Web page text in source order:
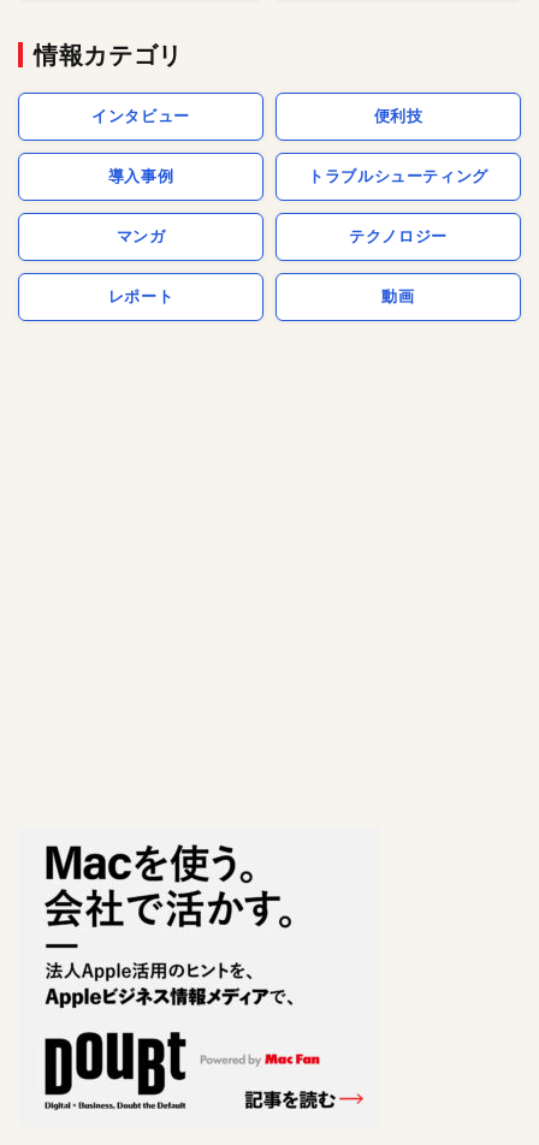
情報カテゴリ
インタビュー 便利技
導入事例 トラブルシューティング
マンガ テクノロジー
レポート 動画